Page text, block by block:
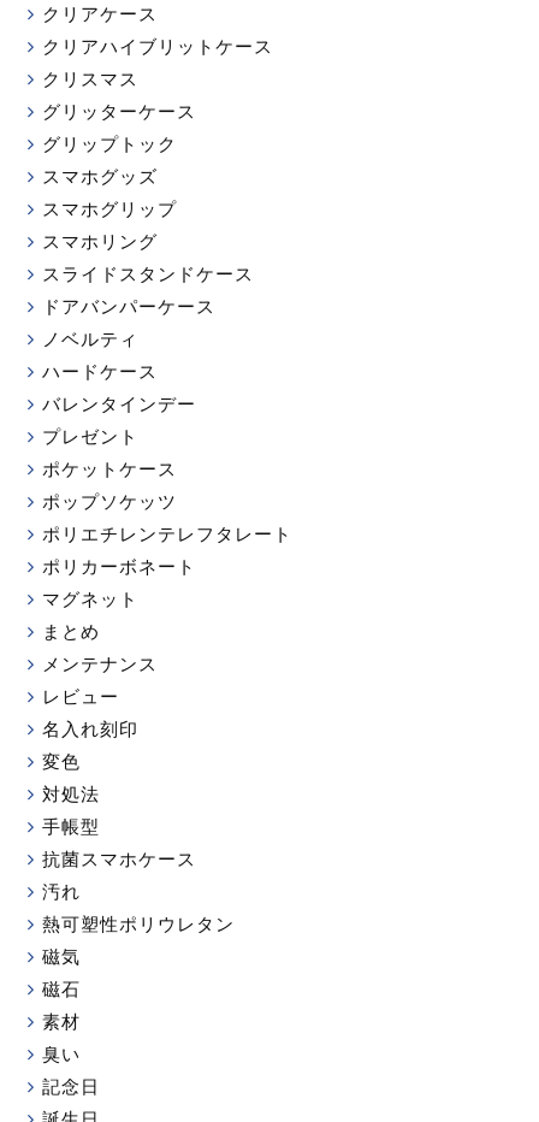
クリアケース
クリアハイブリットケース
クリスマス
グリッターケース
グリップトック
スマホグッズ
スマホグリップ
スマホリング
スライドスタンドケース
ドアバンパーケース
ノベルティ
ハードケース
バレンタインデー
プレゼント
ポケットケース
ポップソケッツ
ポリエチレンテレフタレート
ポリカーボネート
マグネット
まとめ
メンテナンス
レビュー
名入れ刻印
変色
対処法
手帳型
抗菌スマホケース
汚れ
熱可塑性ポリウレタン
磁気
磁石
素材
臭い
記念日